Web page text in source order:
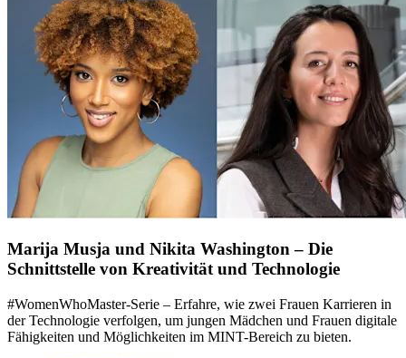
Marija Musja und Nikita Washington – Die
Schnittstelle von Kreativität und Technologie
#WomenWhoMaster-Serie – Erfahre, wie zwei Frauen Karrieren in
der Technologie verfolgen, um jungen Mädchen und Frauen digitale
Fähigkeiten und Möglichkeiten im MINT-Bereich zu bieten.